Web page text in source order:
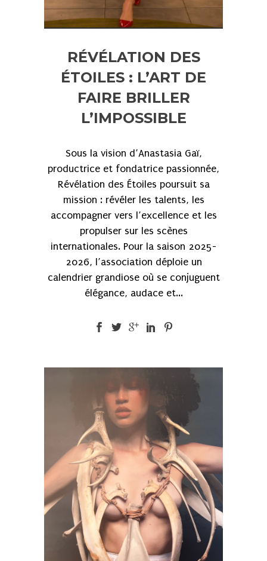
RÉVÉLATION DES
ÉTOILES : L’ART DE
FAIRE BRILLER
L’IMPOSSIBLE
Sous la vision d’Anastasia Gaï,
productrice et fondatrice passionnée,
Révélation des Étoiles poursuit sa
mission : révéler les talents, les
accompagner vers l’excellence et les
propulser sur les scènes
internationales. Pour la saison 2025-
2026, l’association déploie un
calendrier grandiose où se conjuguent
élégance, audace et...